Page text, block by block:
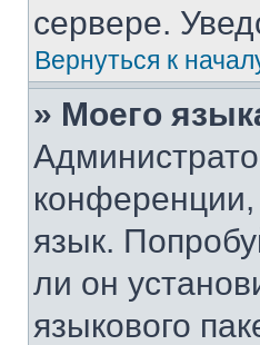
сервере.
Вернуться к
» Моего
язык.
ли он
языкового